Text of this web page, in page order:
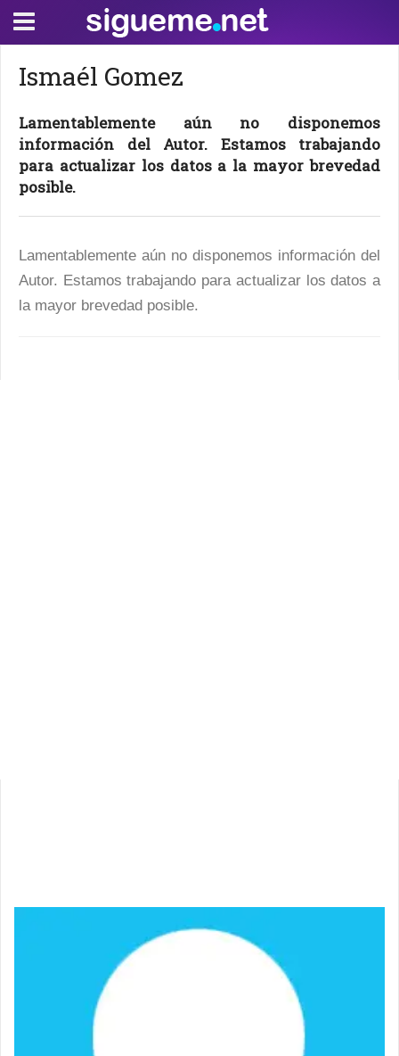
Ismaél Gomez
Lamentablemente aún no disponemos
información del Autor. Estamos trabajando
para actualizar los datos a la mayor brevedad
posible.
Lamentablemente aún no disponemos información del
Autor. Estamos trabajando para actualizar los datos a
la mayor brevedad posible.